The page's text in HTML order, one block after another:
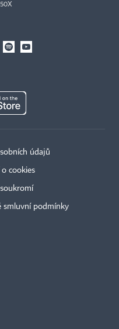
údajů
o cookies
smluvní podmínky